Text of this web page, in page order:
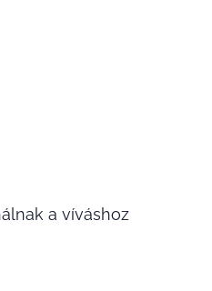
a víváshoz